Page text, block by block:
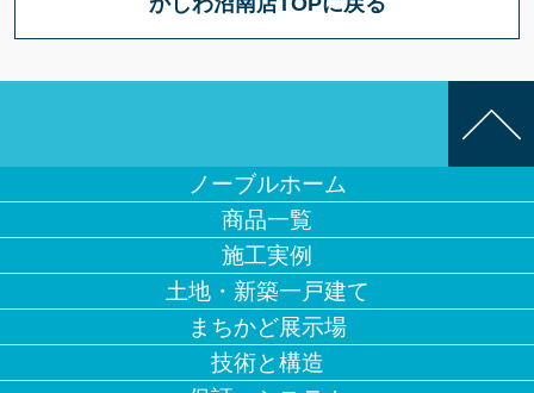
ノーブルホーム
商品一覧
施工実例
土地・新築一戸建て
まちかど展示場
技術と構造